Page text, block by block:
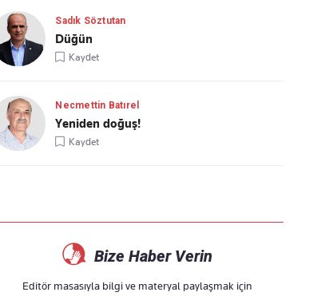
Sadık Söztutan
Düğün
Kaydet
Necmettin Batırel
Yeniden doğuş!
Kaydet
Bize Haber Verin
Editör masasıyla bilgi ve materyal paylaşmak için